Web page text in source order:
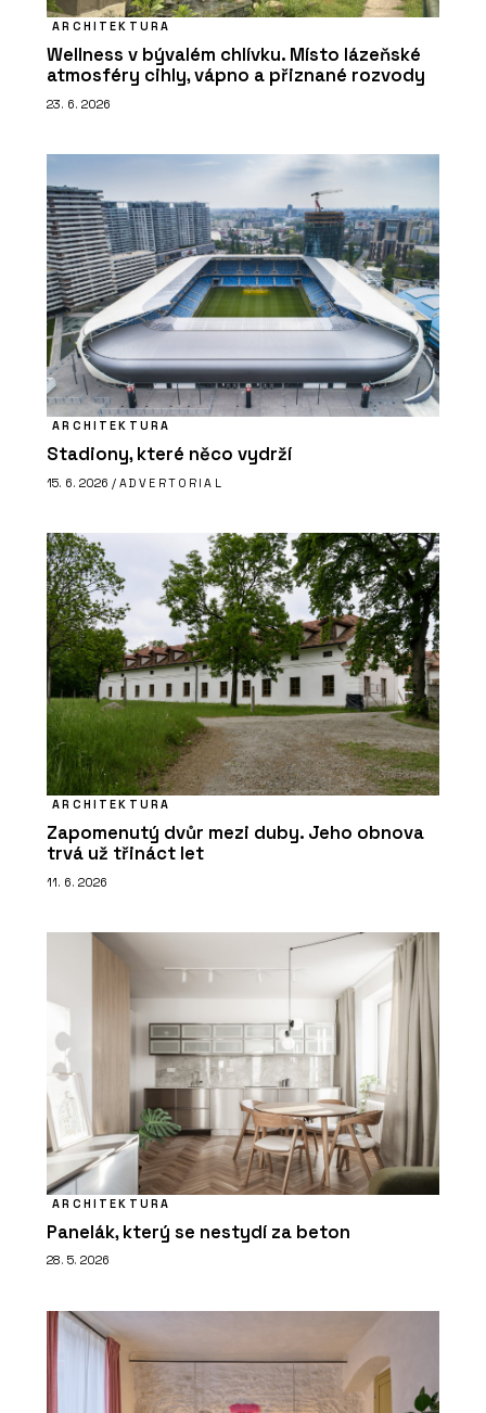
ARCHITEKTURA
Wellness v bývalém chlívku. Místo lázeňské
atmosféry cihly, vápno a přiznané rozvody
23. 6. 2026
ARCHITEKTURA
Stadiony, které něco vydrží
15. 6. 2026 / ADVERTORIAL
ARCHITEKTURA
Zapomenutý dvůr mezi duby. Jeho obnova
trvá už třináct let
11. 6. 2026
ARCHITEKTURA
Panelák, který se nestydí za beton
28. 5. 2026